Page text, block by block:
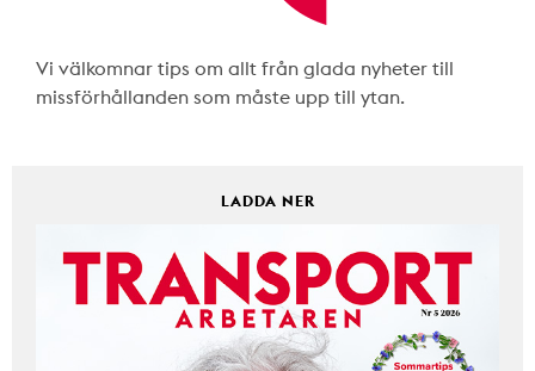
Vi välkomnar tips om allt från glada nyheter till
missförhållanden som måste upp till ytan.
LADDA NER